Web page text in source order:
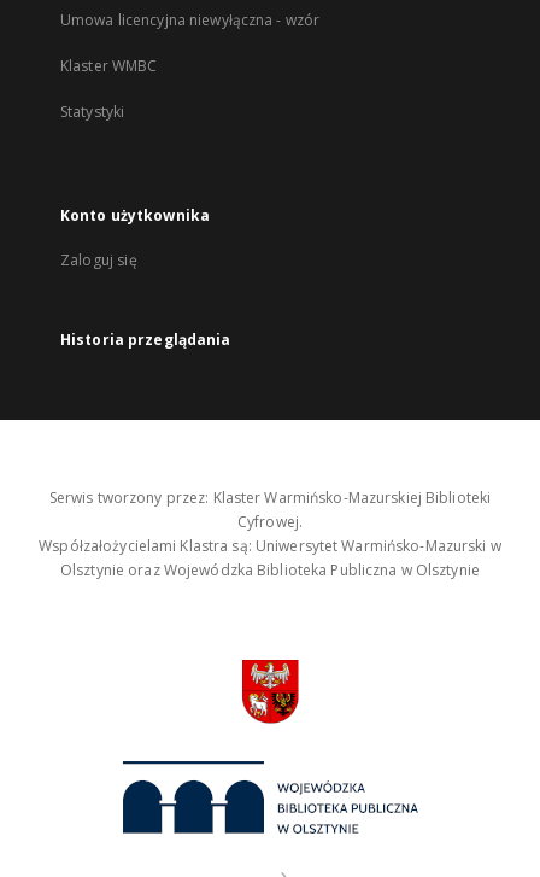
Umowa licencyjna niewyłączna - wzór
Klaster WMBC
Statystyki
Konto użytkownika
Zaloguj się
Historia przeglądania
Serwis tworzony przez: Klaster Warmińsko-Mazurskiej Biblioteki
Cyfrowej.
Współzałożycielami Klastra są: Uniwersytet Warmińsko-Mazurski w
Olsztynie oraz Wojewódzka Biblioteka Publiczna w Olsztynie